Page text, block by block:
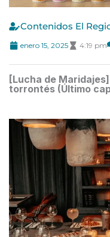
Contenidos El
enero 15, 2025 4:19 pm
[Lucha de
torrontés (Último